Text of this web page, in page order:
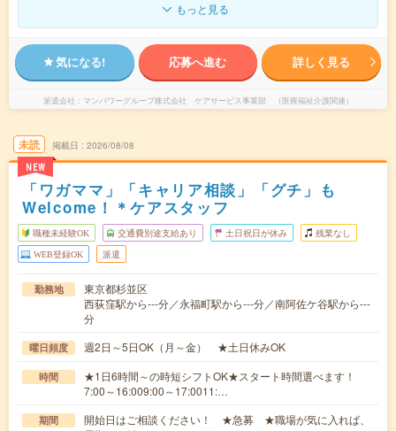
もっと見る
気になる! 応募へ進む 詳しく見る
派遣会社 マンパワーグループ株式会社 ケアサービス事業部 （医療福祉介護関連）
未読
NEW
掲載日 2026/08/08
「ワガママ」「キャリア相談」「グチ」も
Welcome！＊ケアスタッフ
職種未経験OK 交通費別途支給あり 土日祝日が休み 残業なし
WEB登録OK 派遣
勤務地
東京都杉並区
西荻窪駅から---分／永福町駅から---分／南阿佐ケ谷駅から---
分
曜日頻度 週2日～5日OK（月～金） ★土日休みOK
時間
★1日6時間～の時短シフトOK★スタート時間選べます！
7:00～16:009:00～17:0011:…
期間
開始日はご相談ください！ ★急募 ★職場が気に入れば、